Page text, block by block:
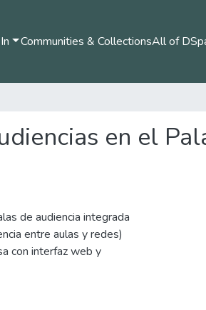
Communities & CollectionsAll of
en el
de audiencia integrada
entre aulas y redes)
con interfaz web y